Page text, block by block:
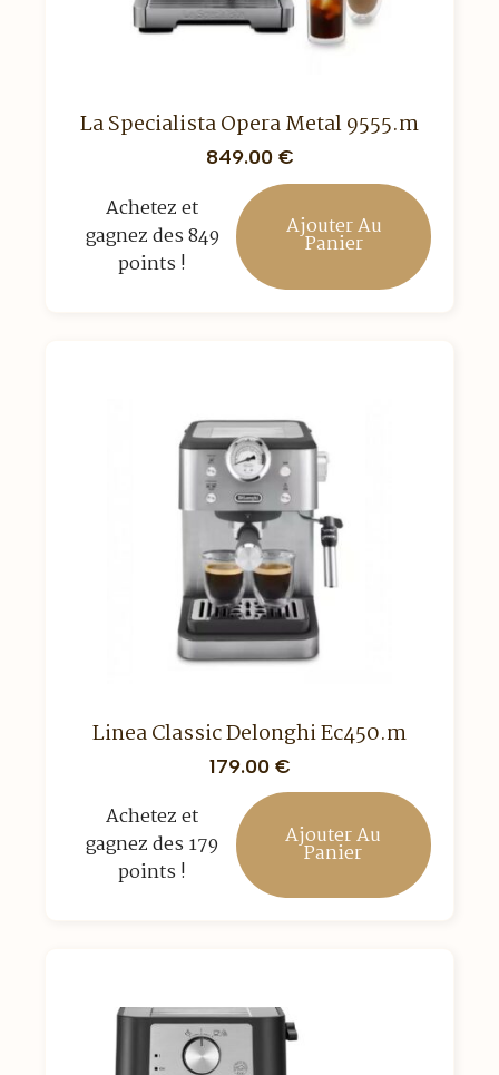
La Specialista Opera Metal 9555.m
849.00 €
Achetez et
gagnez des 849
points !
Ajouter Au
Panier
Linea Classic Delonghi Ec450.m
179.00 €
Achetez et
gagnez des 179
points !
Ajouter Au
Panier